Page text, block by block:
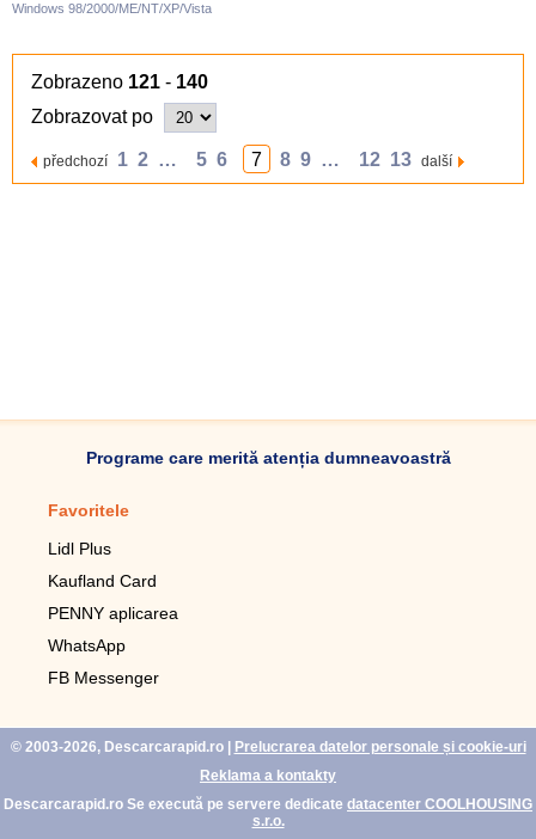
Windows 98/2000/ME/NT/XP/Vista
Zobrazeno 121 - 140
Zobrazovat po
předchozí 1 2 … 5 6 7 8 9 … 12 13 další
Programe care merită atenția dumneavoastră
Favoritele
Lidl Plus
Kaufland Card
PENNY aplicarea
WhatsApp
FB Messenger
© 2003-2026, Descarcarapid.ro|
Prelucrarea datelor personale și cookie-uri
Reklama a kontakty
Descarcarapid.ro Se execută pe servere dedicate datacenter COOLHOUSING
s.r.o.